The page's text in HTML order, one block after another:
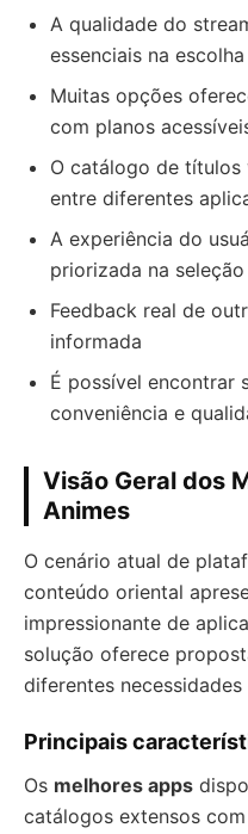
A qualidade do
essenciais na escolha
Muitas opções
com planos
O catálogo de
entre diferentes
A experiência do
priorizada na seleção
Feedback real de
informada
É possível encontrar
conveniência e
Visão Geral dos
Animes
O cenário atual de
conteúdo oriental
impressionante de
solução oferece
diferentes
Principais
Os melhores apps
catálogos extensos